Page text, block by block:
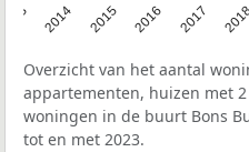
2014 2015 2016 2017
Overzicht van het aantal
appartementen, huizen met
woningen in de buurt Bons
tot en met 2023.